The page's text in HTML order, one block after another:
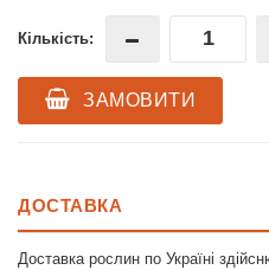
Кількість:
ЗАМОВИТИ
ДОСТАВКА
Доставка рослин по Україні